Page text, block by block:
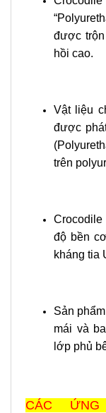
được
hồi cao.
Vật liệu
được
trên
độ bền
kháng tia
Sản
mái và
lớp phủ
CÁC ỨNG